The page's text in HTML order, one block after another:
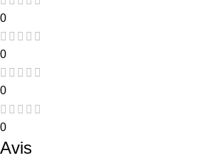
0
0
0
0
Avis